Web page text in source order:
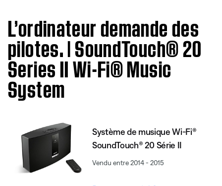
L’ordinateur demande des
pilotes. | SoundTouch® 20
Series II Wi-Fi® Music
System
Système de musique Wi-Fi®
SoundTouch® 20 Série II
Vendu entre 2014 - 2015